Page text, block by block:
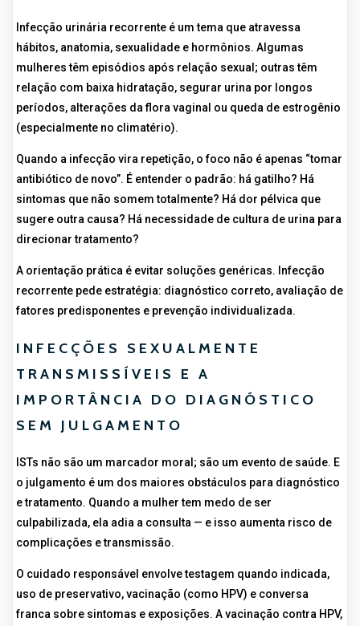
Infecção urinária recorrente é um tema que atravessa
hábitos, anatomia, sexualidade e hormônios. Algumas
mulheres têm episódios após relação sexual; outras têm
relação com baixa hidratação, segurar urina por longos
períodos, alterações da flora vaginal ou queda de estrogênio
(especialmente no climatério).
Quando a infecção vira repetição, o foco não é apenas “tomar
antibiótico de novo”. É entender o padrão: há gatilho? Há
sintomas que não somem totalmente? Há dor pélvica que
sugere outra causa? Há necessidade de cultura de urina para
direcionar tratamento?
A orientação prática é evitar soluções genéricas. Infecção
recorrente pede estratégia: diagnóstico correto, avaliação de
fatores predisponentes e prevenção individualizada.
INFECÇÕES SEXUALMENTE
TRANSMISSÍVEIS E A
IMPORTÂNCIA DO DIAGNÓSTICO
SEM JULGAMENTO
ISTs não são um marcador moral; são um evento de saúde. E
o julgamento é um dos maiores obstáculos para diagnóstico
e tratamento. Quando a mulher tem medo de ser
culpabilizada, ela adia a consulta — e isso aumenta risco de
complicações e transmissão.
O cuidado responsável envolve testagem quando indicada,
uso de preservativo, vacinação (como HPV) e conversa
franca sobre sintomas e exposições. A vacinação contra HPV,